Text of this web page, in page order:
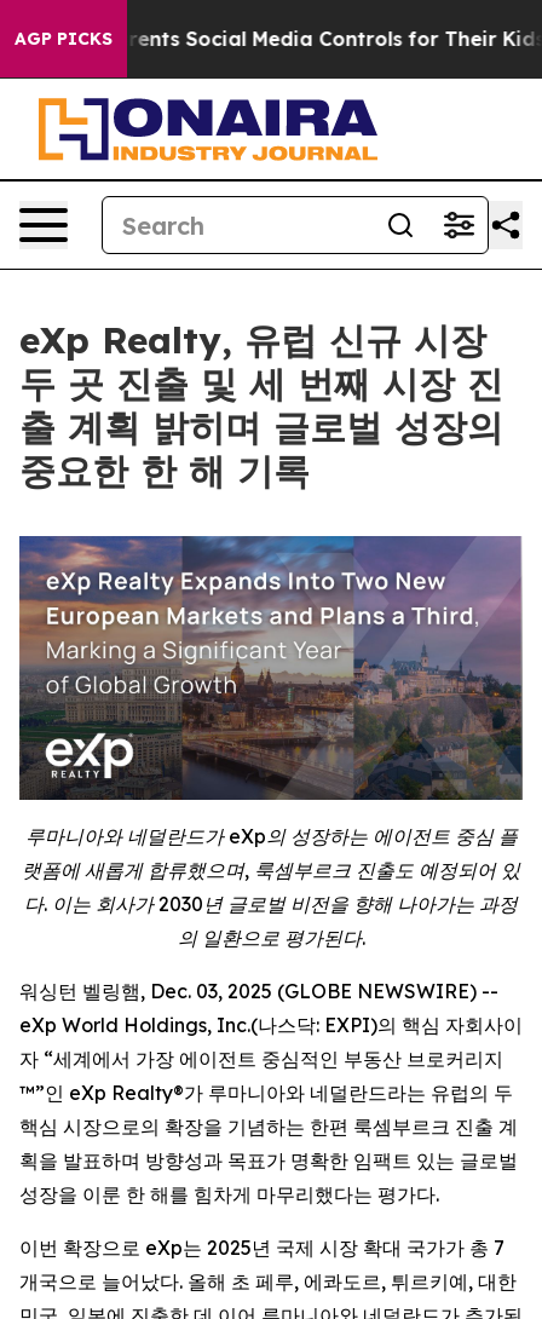
AGP PICKS
Parents Social Media Controls for Their Kids.
eXp Realty, 유럽 신규 시장
두 곳 진출 및 세 번째 시장 진
출 계획 밝히며 글로벌 성장의
중요한 한 해 기록
루마니아와 네덜란드가 eXp의 성장하는 에이전트 중심 플
랫폼에 새롭게 합류했으며, 룩셈부르크 진출도 예정되어 있
다. 이는 회사가 2030년 글로벌 비전을 향해 나아가는 과정
의 일환으로 평가된다.
워싱턴 벨링햄, Dec. 03, 2025 (GLOBE NEWSWIRE) --
eXp World Holdings, Inc.(나스닥: EXPI)의 핵심 자회사이
자 “세계에서 가장 에이전트 중심적인 부동산 브로커리지
™”인 eXp Realty®가 루마니아와 네덜란드라는 유럽의 두
핵심 시장으로의 확장을 기념하는 한편 룩셈부르크 진출 계
획을 발표하며 방향성과 목표가 명확한 임팩트 있는 글로벌
성장을 이룬 한 해를 힘차게 마무리했다는 평가다.
이번 확장으로 eXp는 2025년 국제 시장 확대 국가가 총 7
개국으로 늘어났다. 올해 초 페루, 에콰도르, 튀르키예, 대한